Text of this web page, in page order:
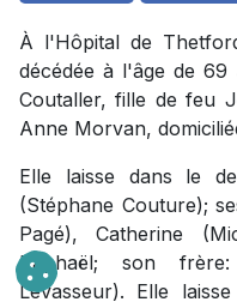
À l'Hôpital de
décédée à l'âge de 69
Coutaller, fille de feu
Anne Morvan,
Elle laisse dans le
(Stéphane Couture);
Pagé), Catherine
Raphaël; son
Levasseur). Elle